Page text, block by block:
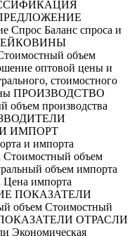
Баланс спроса и
объем
оптовой цены и
стоимостного
ПРОИЗВОДСТВО
производства
ИМПОРТ
и импорта
Стоимостный объем
объем импорта
Цена импорта
ПОКАЗАТЕЛИ
объем Стоимостный
ОТРАСЛИ
Экономическая